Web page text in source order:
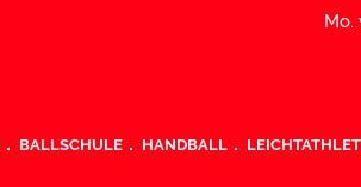
Mo.
BALLSCHULE HANDBALL